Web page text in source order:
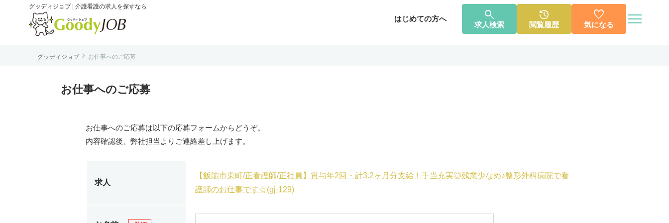
グッディジョブ | 介護看護の求人を探すなら
はじめての方へ 
求人検索

閲覧履歴

気になる 
グッディジョブ  お仕事へのご応募
お仕事へのご応募
お仕事へのご応募は以下の応募フォームからどうぞ。
内容確認後、弊社担当よりご連絡差し上げます。
求人
【飯能市東町/正看護師/正社員】賞与年2回・計3.2ヶ月分支給！手当充実◎残業少なめ♪整形外科病院で看
護師のお仕事です☆(gj-129)